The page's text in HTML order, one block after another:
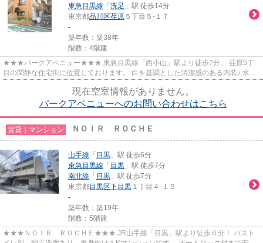
東急目黒線 「 洗足 」駅 徒歩14分
東京都品川区荏原 ５丁目５-１７
-
築年数：築38年
階数：4階建
★★★パークアベニュー★★★ 東急目黒線「西小山」駅より徒歩7分。 荏原5丁
目の閑静な住宅街に位置しております。 白を基調とした清潔感のある内装♪ 水回
現在空室情報がありません。
パークアベニューへのお問い合わせはこちら
賃貸｜マンション ＮＯＩＲ ＲＯＣＨＥ
山手線 「 目黒 」駅 徒歩6分
東急目黒線 「 目黒 」駅 徒歩7分
南北線 「 目黒 」駅 徒歩7分
東京都目黒区下目黒 １丁目４-１９
-
築年数：築19年
階数：5階建
★★★ＮＯＩＲ ＲＯＣＨＥ★★★ JR山手線「目黒」駅より徒歩６分！ バスト